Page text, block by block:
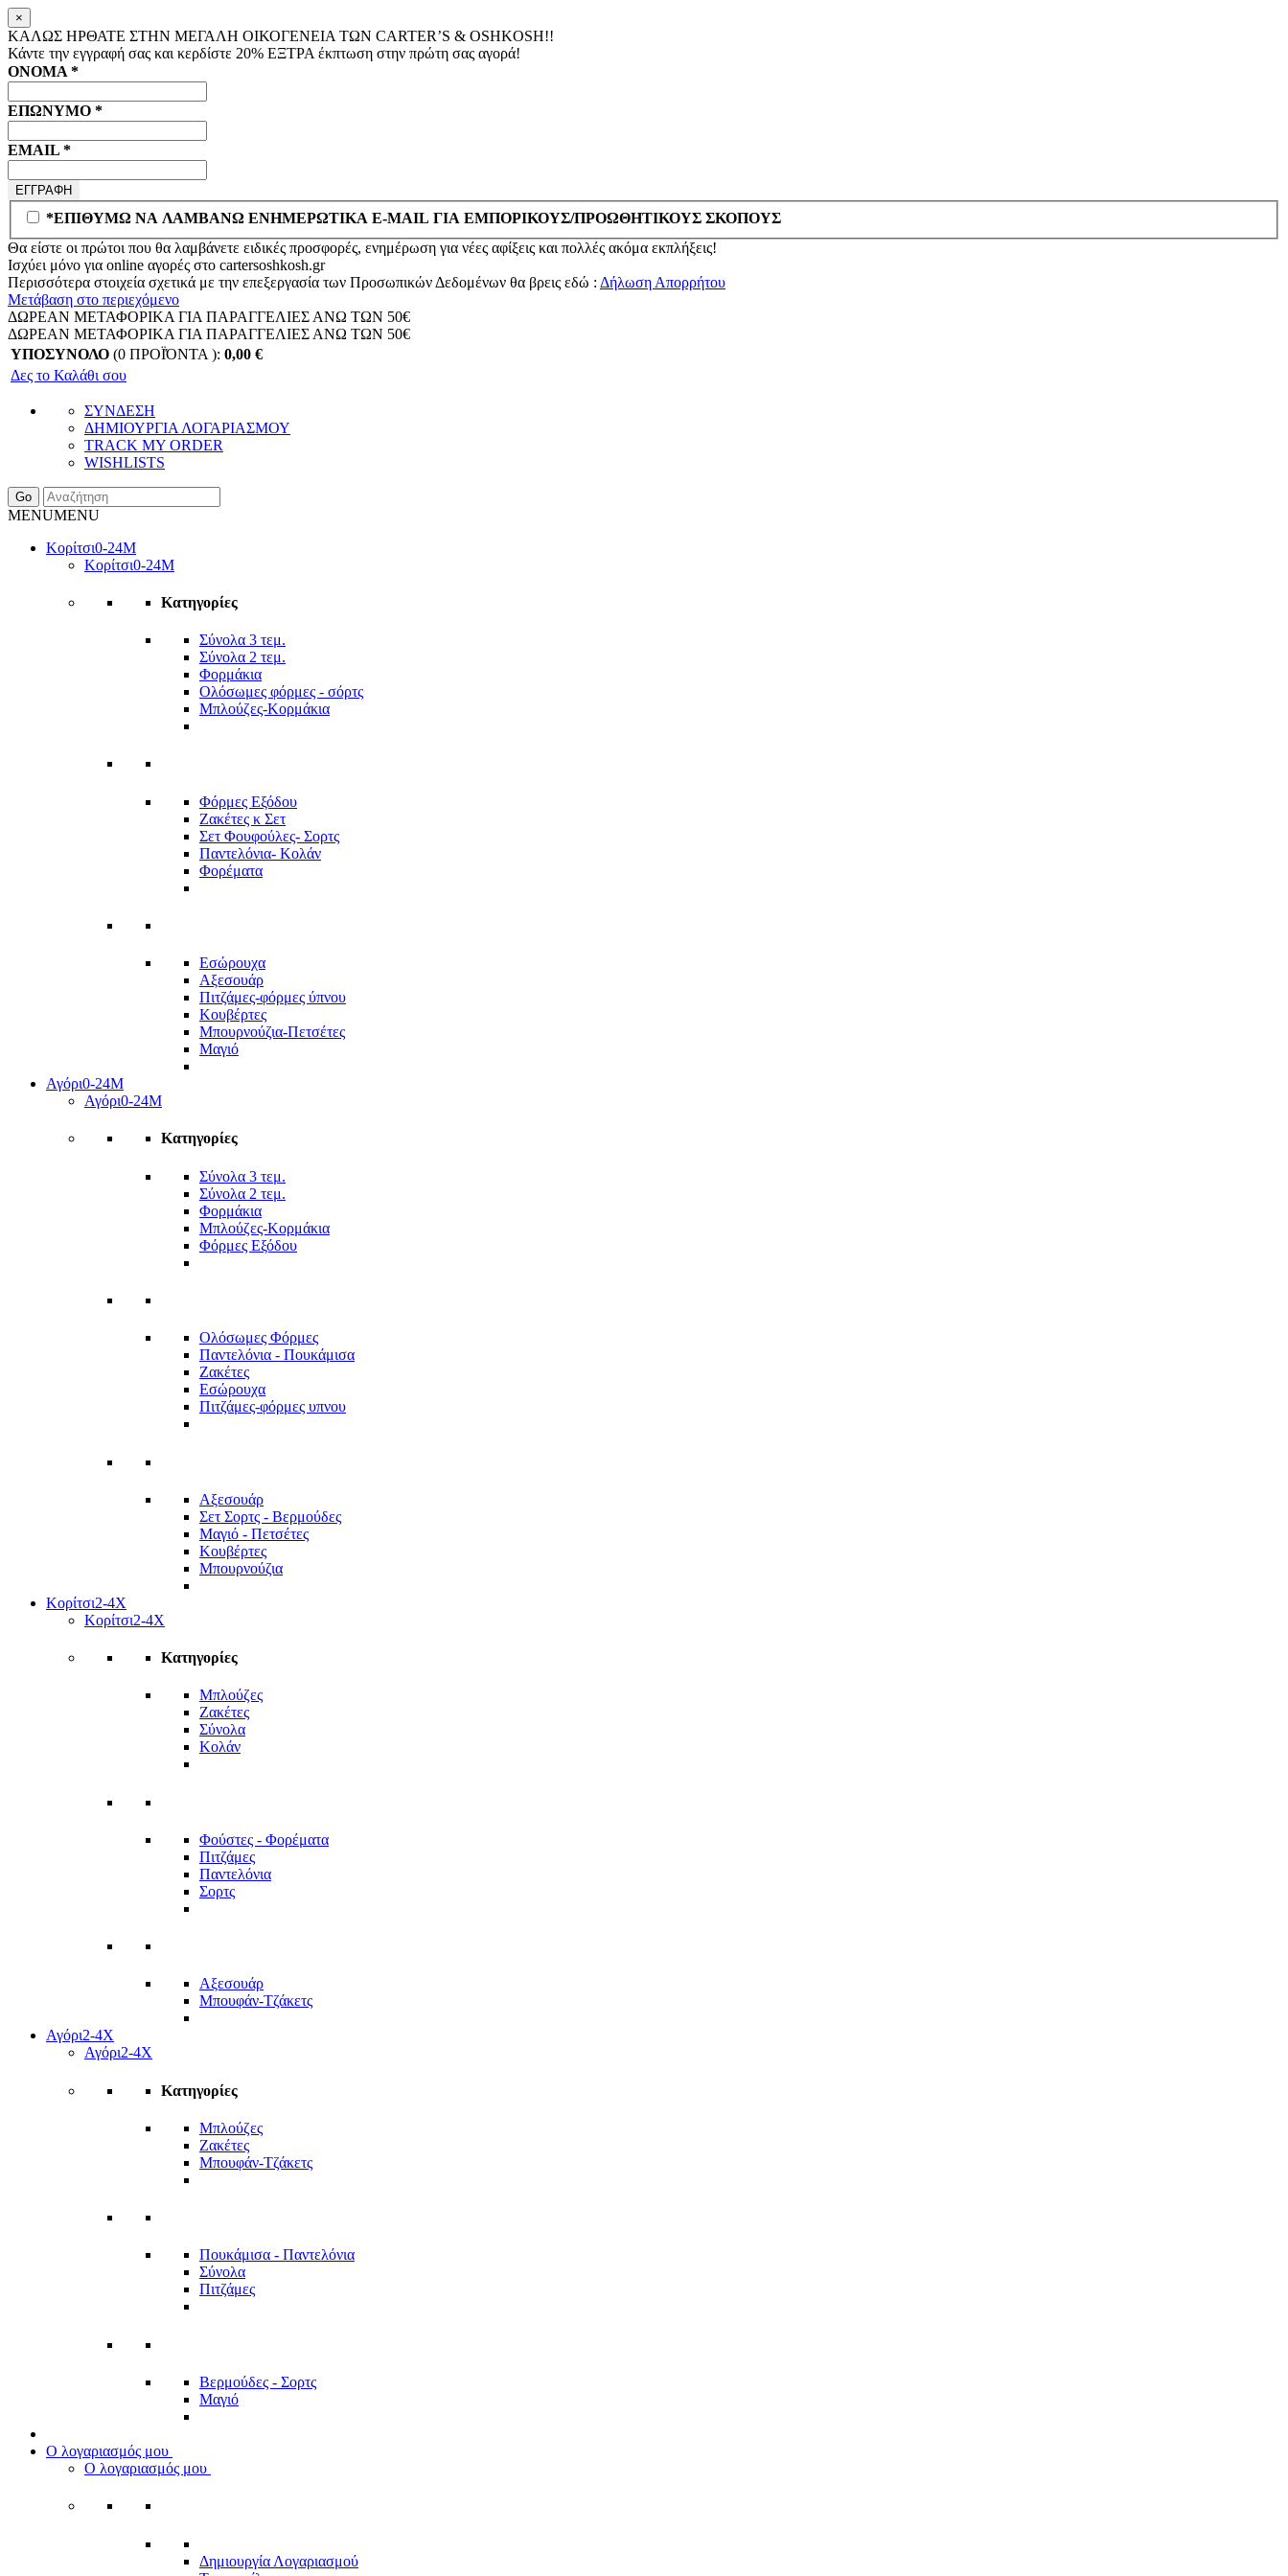
×
ΚΑΛΩΣ ΗΡΘΑΤΕ ΣΤΗΝ ΜΕΓΑΛΗ ΟΙΚΟΓΕΝΕΙΑ ΤΩΝ CARTER’S & OSHKOSH!!
Κάντε την εγγραφή σας και κερδίστε 20% ΕΞΤΡΑ έκπτωση στην πρώτη σας αγορά!
ΟΝΟΜΑ *
ΕΠΩΝΥΜΟ *
EMAIL *
*ΕΠΙΘΥΜΩ ΝΑ ΛΑΜΒΑΝΩ ΕΝΗΜΕΡΩΤΙΚΑ E-MAIL ΓΙΑ ΕΜΠΟΡΙΚΟΥΣ/ΠΡΟΩΘΗΤΙΚΟΥΣ ΣΚΟΠΟΥΣ
Θα είστε οι πρώτοι που θα λαμβάνετε ειδικές προσφορές, ενημέρωση για νέες αφίξεις και πολλές ακόμα εκπλήξεις!
Ισχύει μόνο για online αγορές στο cartersoshkosh.gr
Περισσότερα στοιχεία σχετικά με την επεξεργασία των Προσωπικών Δεδομένων θα βρεις εδώ : Δήλωση Απορρήτου
Μετάβαση στο περιεχόμενο
ΔΩΡΕΑΝ ΜΕΤΑΦΟΡΙΚΑ ΓΙΑ ΠΑΡΑΓΓΕΛΙΕΣ ΑΝΩ ΤΩΝ 50€
ΔΩΡΕΑΝ ΜΕΤΑΦΟΡΙΚΑ ΓΙΑ ΠΑΡΑΓΓΕΛΙΕΣ ΑΝΩ ΤΩΝ 50€
ΥΠΟΣΥΝΟΛΟ (0 ΠΡΟΪΌΝΤΑ ): 0,00 €
Δες το Καλάθι σου
ΣΥΝΔΕΣΗ
ΔΗΜΙΟΥΡΓΙΑ ΛΟΓΑΡΙΑΣΜΟΥ
TRACK MY ORDER
WISHLISTS
Go
MENUMENU
Κορίτσι0-24Μ
Κορίτσι0-24Μ
Κατηγορίες
Σύνολα 3 τεμ.
Σύνολα 2 τεμ.
Φορμάκια
Ολόσωμες φόρμες - σόρτς
Μπλούζες-Κορμάκια
Φόρμες Εξόδου
Ζακέτες κ Σετ
Σετ Φουφούλες- Σορτς
Παντελόνια- Κολάν
Φορέματα
Εσώρουχα
Αξεσουάρ
Πιτζάμες-φόρμες ύπνου
Κουβέρτες
Μπουρνούζια-Πετσέτες
Μαγιό
Αγόρι0-24Μ
Αγόρι0-24Μ
Κατηγορίες
Σύνολα 3 τεμ.
Σύνολα 2 τεμ.
Φορμάκια
Μπλούζες-Κορμάκια
Φόρμες Εξόδου
Ολόσωμες Φόρμες
Παντελόνια - Πουκάμισα
Ζακέτες
Εσώρουχα
Πιτζάμες-φόρμες υπνου
Αξεσουάρ
Σετ Σορτς - Βερμούδες
Μαγιό - Πετσέτες
Κουβέρτες
Μπουρνούζια
Κορίτσι2-4Χ
Κορίτσι2-4Χ
Κατηγορίες
Μπλούζες
Ζακέτες
Σύνολα
Κολάν
Φούστες - Φορέματα
Πιτζάμες
Παντελόνια
Σορτς
Αξεσουάρ
Μπουφάν-Τζάκετς
Αγόρι2-4Χ
Αγόρι2-4Χ
Κατηγορίες
Μπλούζες
Ζακέτες
Μπουφάν-Τζάκετς
Πουκάμισα - Παντελόνια
Σύνολα
Πιτζάμες
Βερμούδες - Σορτς
Μαγιό
Ο λογαριασμός μου
Ο λογαριασμός μου
Δημιουργία Λογαριασμού